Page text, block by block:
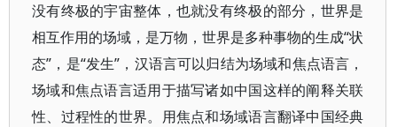
没有终极的宇宙整体，也就没有终极的部分，世界是
相互作用的场域，是万物，世界是多种事物的生成“状
态”，是“发生”，汉语言可以归结为场域和焦点语言，
场域和焦点语言适用于描写诸如中国这样的阐释关联
性、过程性的世界。用焦点和场域语言翻译中国经典